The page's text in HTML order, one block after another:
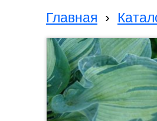
Главная ›